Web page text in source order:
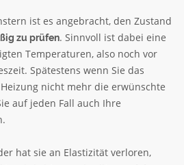
ist es angebracht, den Zustand
zu prüfen. Sinnvoll ist dabei eine
Temperaturen, also noch vor
Spätestens wenn Sie das
nicht mehr die erwünschte
auf jeden Fall auch Ihre
hat sie an Elastizität verloren,